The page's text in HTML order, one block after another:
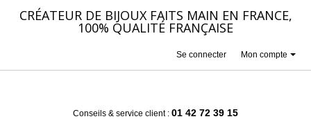
CRÉATEUR DE BIJOUX FAITS MAIN EN FRANCE,
100% QUALITÉ FRANÇAISE
Mon compte
Se connecter
Conseils & service client : 01 42 72 39 15